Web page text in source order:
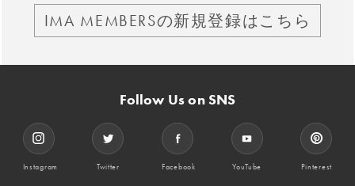
IMA MEMBERSの新規登録はこちら
Follow Us on SNS
Instagram Twitter Facebook YouTube Pinterest